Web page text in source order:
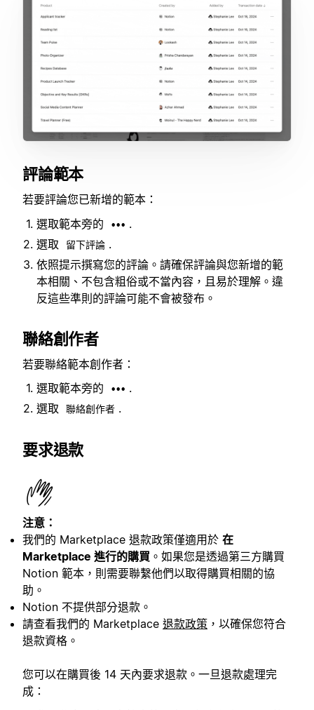
評論範本
若要評論您已新增的範本：
選取範本旁的
••• .
選取
留下評論 .
依照提示撰寫您的評論。請確保評論與您新增的範
本相關、不包含粗俗或不當內容，且易於理解。違
反這些準則的評論可能不會被發布。
聯絡創作者
若要聯絡範本創作者：
選取範本旁的
••• .
選取
聯絡創作者 .
要求退款
注意：
我們的 Marketplace 退款政策僅適用於 在
Marketplace 進行的購買 。如果您是透過第三方購買
Notion 範本，則需要聯繫他們以取得購買相關的協
助。
Notion 不提供部分退款。
請查看我們的 Marketplace 退款政策 ，以確保您符合
退款資格。
您可以在購買後 14 天內要求退款。一旦退款處理完
成：